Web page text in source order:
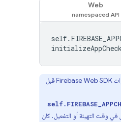
Web
self.
initializeAppCheck
في إصدارات Firebase Web SDK قبل
وقت التهيئة أو التفعيل. كان